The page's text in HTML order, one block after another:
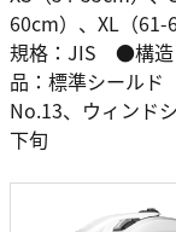
60cm）、XL（
規格：JIS ●構造
品：標準シールド
No.13、ウィンド
下旬